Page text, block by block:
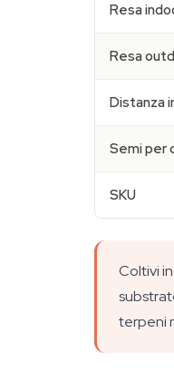
Resa
Resa
Distanza
Semi per
SKU
Coltivi
terpeni